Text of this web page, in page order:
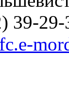
39-29-